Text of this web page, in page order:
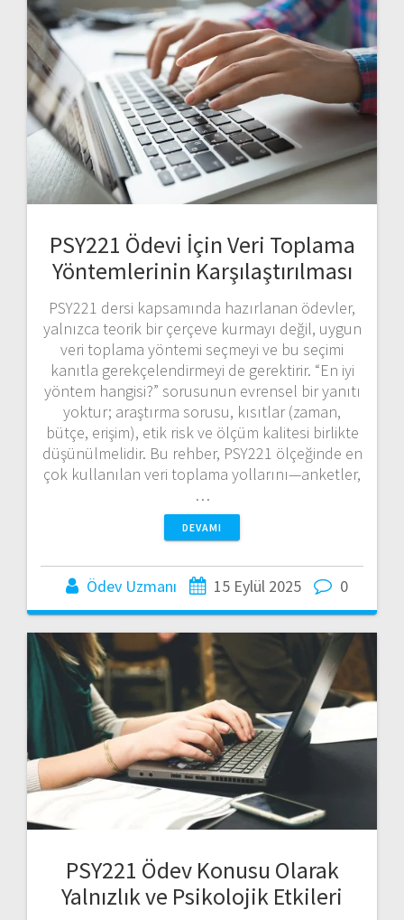
PSY221 Ödevi İçin Veri Toplama
Yöntemlerinin Karşılaştırılması
PSY221 dersi kapsamında hazırlanan ödevler,
yalnızca teorik bir çerçeve kurmayı değil, uygun
veri toplama yöntemi seçmeyi ve bu seçimi
kanıtla gerekçelendirmeyi de gerektirir. “En iyi
yöntem hangisi?” sorusunun evrensel bir yanıtı
yoktur; araştırma sorusu, kısıtlar (zaman,
bütçe, erişim), etik risk ve ölçüm kalitesi birlikte
düşünülmelidir. Bu rehber, PSY221 ölçeğinde en
çok kullanılan veri toplama yollarını—anketler,
…
DEVAMI
Ödev Uzmanı 15 Eylül 2025 0
PSY221 Ödev Konusu Olarak
Yalnızlık ve Psikolojik Etkileri